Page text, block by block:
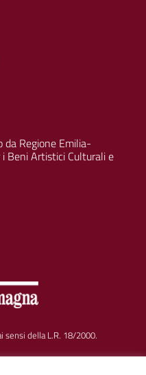
da Regione Emilia-
Beni Artistici Culturali e
della L.R. 18/2000.